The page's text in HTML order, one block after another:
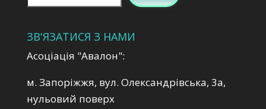
ЗВ'ЯЗАТИСЯ З НАМИ
Асоціація "Авалон":
м. Запоріжжя, вул. Олександрівська, 3а,
нульовий поверх